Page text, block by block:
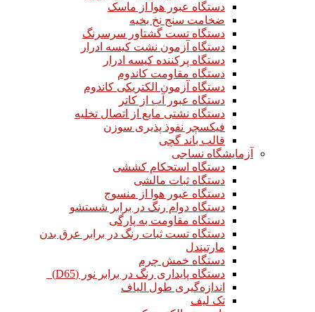
دستگاه عبور هوا از ماسک
ضخامت سنج نخ بخیه
دستگاه تست گشتاور سرسرنگ
دستگاه آزمون نشت کیسه ادرار
دستگاه پرکننده کیسه ادرار
دستگاه مقاومت کاندوم
دستگاه آزمون الکتریکی کاندوم
دستگاه عبور آب از کاتر
دستگاه نشتی مایع از اتصال تخلیه
فیکسچر نفوذ پذیری سوزن
قالب باند گچی
آزمایشگاه نساجی
دستگاه استحکام کششی
دستگاه ثبات مالشی
دستگاه عبور هوا از منسوج
دستگاه دوام رنگ در برابر شستشو
دستگاه مقاومت به پارگی
دستگاه تست ثبات رنگ در برابر عرق بدن
مارتیندل
دستگاه خمش چرم
دستگاه پایداری رنگ در برابر نور (D65)
اندازه‌گیری طول الیاف
تک لیف